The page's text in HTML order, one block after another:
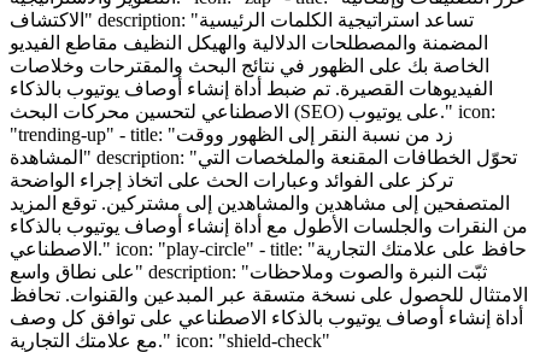
الاكتشاف" description: "تساعد استراتيجية الكلمات الرئيسية
المضمنة والمصطلحات الدلالية والهيكل النظيف مقاطع الفيديو
الخاصة بك على الظهور في نتائج البحث والمقترحات وخلاصات
الفيديوهات القصيرة. تم ضبط أداة إنشاء أوصاف يوتيوب بالذكاء
الاصطناعي لتحسين محركات البحث (SEO) على يوتيوب." icon:
"trending-up" - title: "زد من نسبة النقر إلى الظهور ووقت
المشاهدة" description: "تحوّل الخطافات المقنعة والملخصات التي
تركز على الفوائد وعبارات الحث على اتخاذ إجراء الواضحة
المتصفحين إلى مشاهدين والمشاهدين إلى مشتركين. توقع المزيد
من النقرات والجلسات الأطول مع أداة إنشاء أوصاف يوتيوب بالذكاء
الاصطناعي." icon: "play-circle" - title: "حافظ على علامتك التجارية
على نطاق واسع" description: "ثبّت النبرة والصوت وملاحظات
الامتثال للحصول على نسخة متسقة عبر المبدعين والقنوات. تحافظ
أداة إنشاء أوصاف يوتيوب بالذكاء الاصطناعي على توافق كل وصف
مع علامتك التجارية." icon: "shield-check"